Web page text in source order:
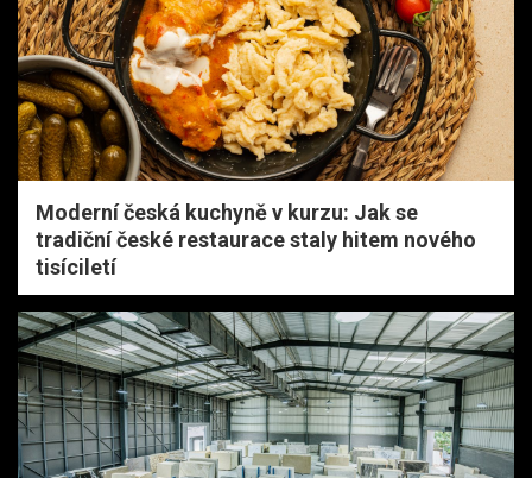
Moderní česká kuchyně v kurzu: Jak se
tradiční české restaurace staly hitem nového
tisíciletí